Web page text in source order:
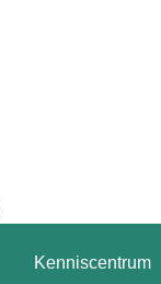
Kenniscentrum